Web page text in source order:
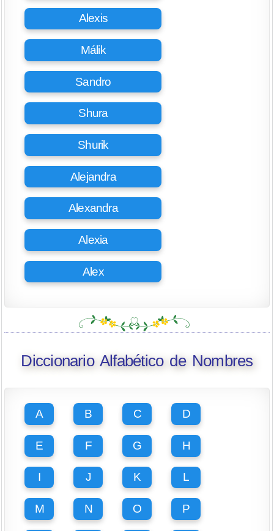
Alexis
Málik
Sandro
Shura
Shurik
Alejandra
Alexandra
Alexia
Alex
Diccionario Alfabético de Nombres
A B C D
E F G H
I J K L
M N O P